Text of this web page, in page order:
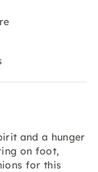
and a hunger
on foot,
for this